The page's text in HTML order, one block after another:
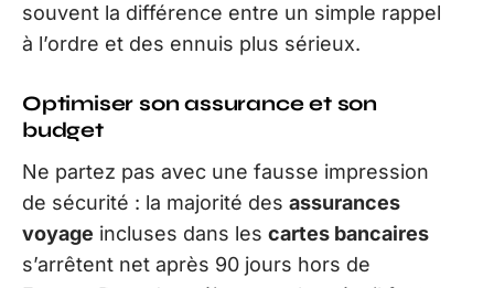
souvent la différence entre un simple rappel
à l’ordre et des ennuis plus sérieux.
Optimiser son assurance et son
budget
Ne partez pas avec une fausse impression
de sécurité : la majorité des assurances
voyage incluses dans les cartes bancaires
s’arrêtent net après 90 jours hors de